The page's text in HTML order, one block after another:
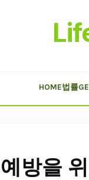
HOME법률
방을